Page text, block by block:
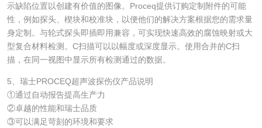
示缺陷位置以创建有价值的图像。Proceq提供订购定制附件的可能
性，例如探头、楔块和校准块，以便他们的解决方案根据您的需求量
身定制。与轮式探头即插即用兼容，可实现快速高效的腐蚀映射或大
型复合材料检测。C扫描可以以幅度或深度显示。使用合并的C扫
描，在同一视图中显示所有检测通过的数据。
5、瑞士PROCEQ超声波探伤仪产品说明
①通过自动报告提高生产力
②卓越的性能和瑞士品质
③可以满足苛刻的环境和要求